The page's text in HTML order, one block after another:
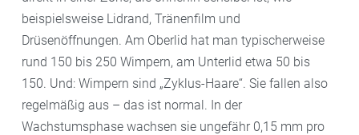
beispielsweise Lidrand, Tränenfilm und
Drüsenöffnungen. Am Oberlid hat man typischerweise
rund 150 bis 250 Wimpern, am Unterlid etwa 50 bis
150. Und: Wimpern sind „Zyklus-Haare“. Sie fallen also
regelmäßig aus – das ist normal. In der
Wachstumsphase wachsen sie ungefähr 0,15 mm pro